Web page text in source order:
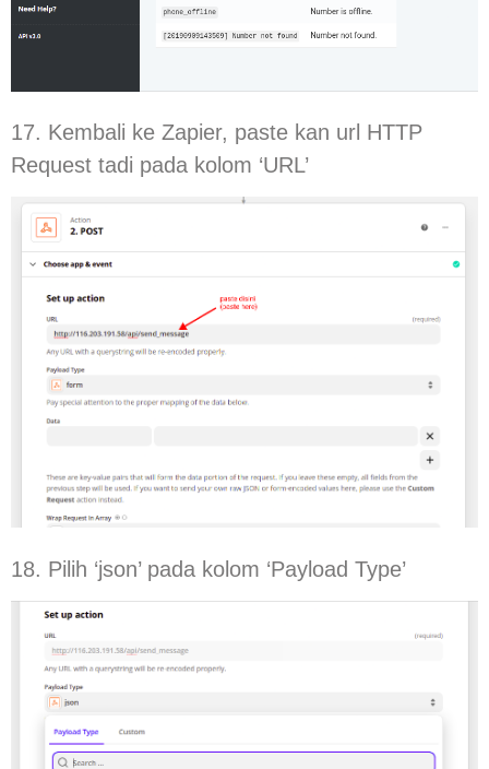
17. Kembali ke Zapier, paste kan url HTTP
Request tadi pada kolom ‘URL’
18. Pilih ‘json’ pada kolom ‘Payload Type’